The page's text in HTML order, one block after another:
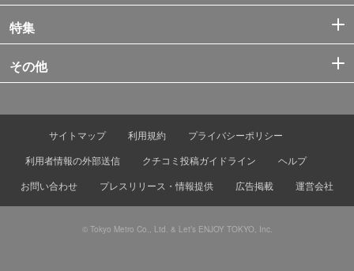
特集
その他
サイトマップ 利用規約
プライバシーポリシー
利用者情報の外部送信
クチコミ投稿ガイドライン
ヘルプ
お問い合わせ
プレスリリース・情報提供 広告掲載 運営会社
© Tokyo Metro Co., Ltd. & Let’s ENJOY TOKYO, Inc.